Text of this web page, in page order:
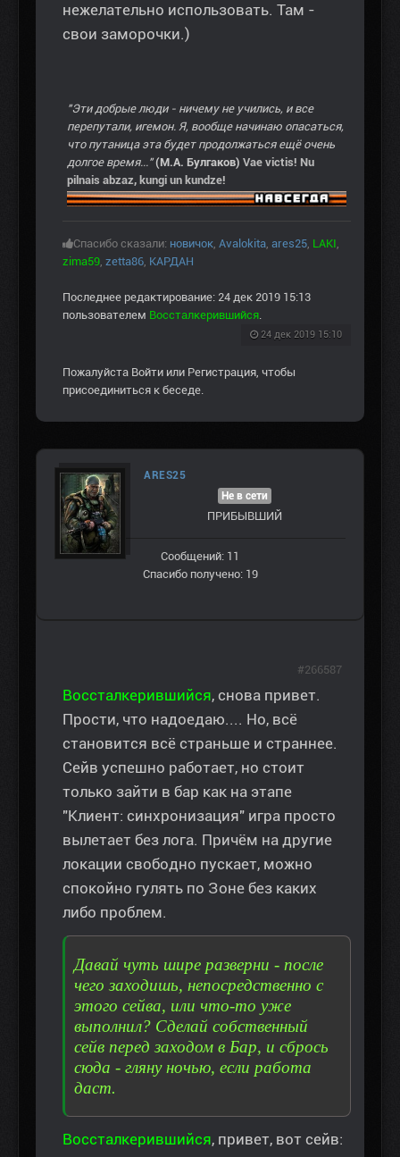
нежелательно использовать. Там -
свои заморочки.)
"Эти добрые люди - ничему не учились, и все
перепутали, игемон. Я, вообще начинаю опасаться,
что путаница эта будет продолжаться ещё очень
долгое время..." (М.А. Булгаков) Vae victis! Nu
pilnais abzaz, kungi un kundze!
Спасибо сказали: новичок, Avalokita, ares25, LAKI,
zima59, zetta86, КАРДАН
Последнее редактирование: 24 дек 2019 15:13
пользователем Воссталкерившийся.
24 дек 2019 15:10
Пожалуйста Войти или Регистрация, чтобы
присоединиться к беседе.
ARES25
Не в сети
ПРИБЫВШИЙ
Сообщений: 11
Спасибо получено: 19
Воссталкерившийся, снова привет.
Прости, что надоедаю.... Но, всё
становится всё страньше и страннее.
Сейв успешно работает, но стоит
только зайти в бар как на этапе
"Клиент: синхронизация" игра просто
вылетает без лога. Причём на другие
локации свободно пускает, можно
спокойно гулять по Зоне без каких
либо проблем.
Давай чуть шире разверни - после
чего заходишь, непосредственно с
этого сейва, или что-то уже
выполнил? Сделай собственный
сейв перед заходом в Бар, и сбрось
сюда - гляну ночью, если работа
даст.
Воссталкерившийся, привет, вот сейв:
#266587